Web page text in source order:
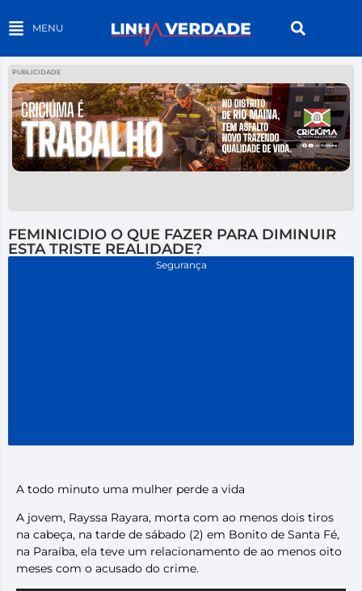
MENU
PUBLICIDADE
FEMINICIDIO O QUE FAZER PARA DIMINUIR
ESTA TRISTE REALIDADE?
Segurança
A todo minuto uma mulher perde a vida
A jovem, Rayssa Rayara, morta com ao menos dois tiros
na cabeça, na tarde de sábado (2) em Bonito de Santa Fé,
na Paraíba, ela teve um relacionamento de ao menos oito
meses com o acusado do crime.